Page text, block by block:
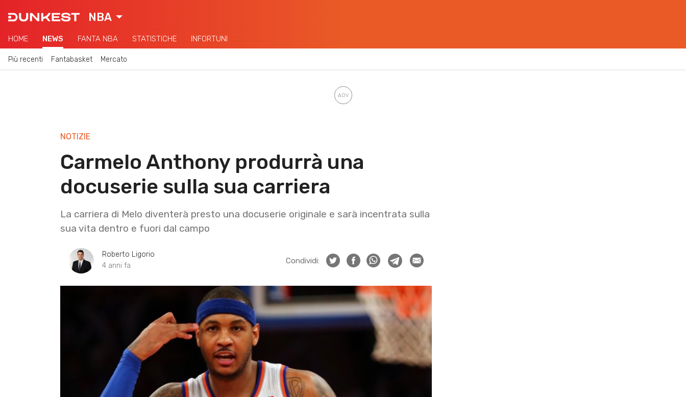
NBA
HOME NEWS FANTA NBA STATISTICHE INFORTUNI
Più recenti Fantabasket Mercato
NOTIZIE
Carmelo Anthony produrrà una
docuserie sulla sua carriera
La carriera di Melo diventerà presto una docuserie originale e sarà incentrata sulla
sua vita dentro e fuori dal campo
Roberto Ligorio
4 anni fa
Condividi: